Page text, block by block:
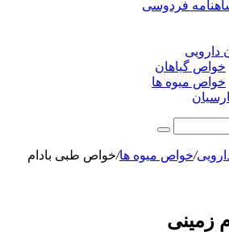
فردوسی
دارویی
خواص گیاهان
خواص میوه ها
جستجو
/خواص میوه ها/خواص طبی بادام
زمینی